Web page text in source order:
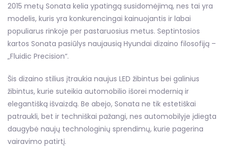
2015 metų Sonata kelia ypatingą susidomėjimą, nes tai yra
modelis, kuris yra konkurencingai kainuojantis ir labai
populiarus rinkoje per pastaruosius metus. Septintosios
kartos Sonata pasiūlys naujausią Hyundai dizaino filosofiją –
„Fluidic Precision“.
Šis dizaino stilius įtraukia naujus LED žibintus bei galinius
žibintus, kurie suteikia automobilio išorei modernią ir
elegantišką išvaizdą. Be abejo, Sonata ne tik estetiškai
patraukli, bet ir techniškai pažangi, nes automobilyje įdiegta
daugybė naujų technologinių sprendimų, kurie pagerina
vairavimo patirtį.